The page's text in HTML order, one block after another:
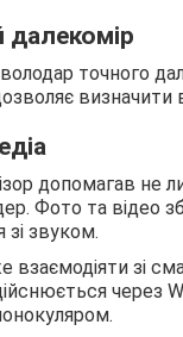
далекомір
точного
визначити
допомагав не
Фото та відео
зі звуком.
взаємодіяти зі
через